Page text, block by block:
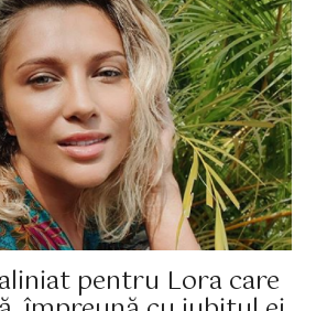
pentru Lora care